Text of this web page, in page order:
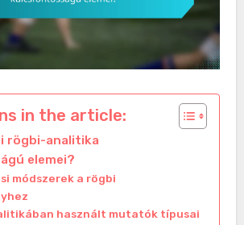
in the article:
rögbi-analitika
elemei?
módszerek a rögbi
használt mutatók típusai